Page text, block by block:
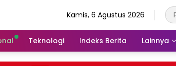
Kamis, 6 Agustus 2026
Teknologi Indeks Berita Lainnya